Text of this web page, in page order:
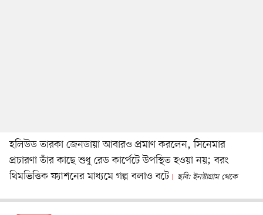
হলিউড তারকা জেনডায়া আবারও প্রমাণ করলেন, সিনেমার
প্রচারণা তাঁর কাছে শুধু রেড কার্পেটে উপস্থিত হওয়া নয়; বরং
থিমভিত্তিক ফ্যাশনের মাধ্যমে গল্প বলাও বটে
ছবি: ইনস্টাগ্রাম থেকে